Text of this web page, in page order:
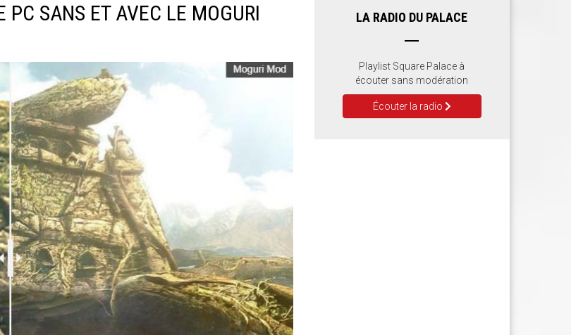
PC SANS ET AVEC LE MOGURI
LA RADIO DU PALACE
Playlist Square Palace à
écouter sans modération
Écouter la radio